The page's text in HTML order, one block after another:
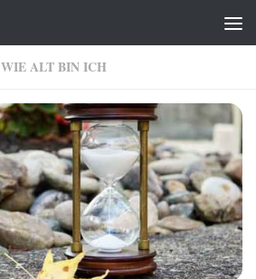
WIE ALT BIN ICH